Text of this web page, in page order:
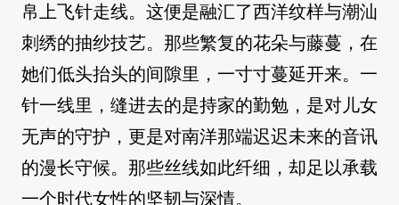
帛上飞针走线。这便是融汇了西洋纹样与潮汕
刺绣的抽纱技艺。那些繁复的花朵与藤蔓，在
她们低头抬头的间隙里，一寸寸蔓延开来。一
针一线里，缝进去的是持家的勤勉，是对儿女
无声的守护，更是对南洋那端迟迟未来的音讯
的漫长守候。那些丝线如此纤细，却足以承载
一个时代女性的坚韧与深情。